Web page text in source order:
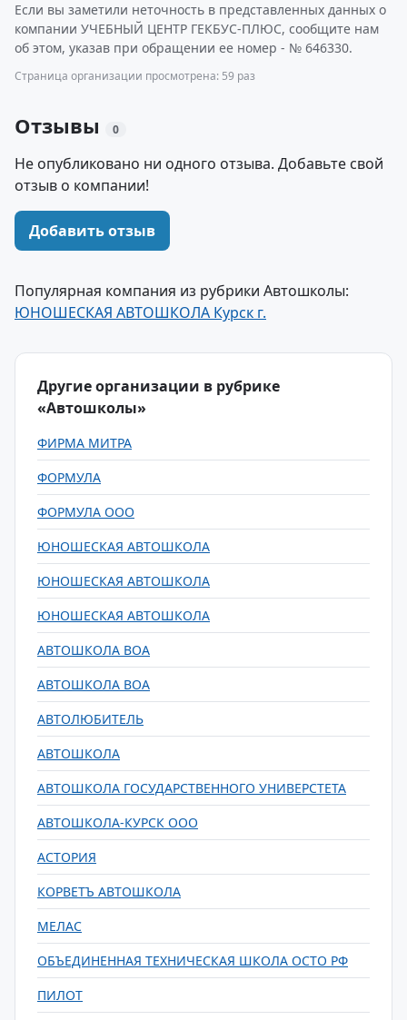
Если вы заметили неточность в представленных данных о
компании УЧЕБНЫЙ ЦЕНТР ГЕКБУС-ПЛЮС, сообщите нам
об этом, указав при обращении ее номер - № 646330.
Страница организации просмотрена: 59 раз
Отзывы 0
Не опубликовано ни одного отзыва. Добавьте свой
отзыв о компании!
Добавить отзыв
Популярная компания из рубрики Автошколы:
ЮНОШЕСКАЯ АВТОШКОЛА Курск г.
Другие организации в рубрике
«Автошколы»
ФИРМА МИТРА
ФОРМУЛА
ФОРМУЛА ООО
ЮНОШЕСКАЯ АВТОШКОЛА
ЮНОШЕСКАЯ АВТОШКОЛА
ЮНОШЕСКАЯ АВТОШКОЛА
АВТОШКОЛА ВОА
АВТОШКОЛА ВОА
АВТОЛЮБИТЕЛЬ
АВТОШКОЛА
АВТОШКОЛА ГОСУДАРСТВЕННОГО УНИВЕРСТЕТА
АВТОШКОЛА-КУРСК ООО
АСТОРИЯ
КОРВЕТЪ АВТОШКОЛА
МЕЛАС
ОБЪЕДИНЕННАЯ ТЕХНИЧЕСКАЯ ШКОЛА ОСТО РФ
ПИЛОТ